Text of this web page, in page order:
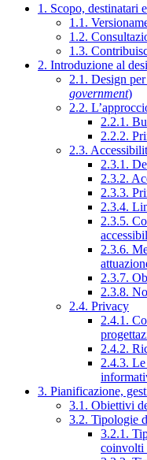
1. Scopo, destinatari
1.1.
1.2.
1.3.
2. Introduzione al
2.1. Design
government)
2.2.
2.2.1.
2.2.2.
2.3.
2.3.1.
2.3.2.
2.3.3.
2.3.4.
2.3.5.
2.3.6.
2.3.7.
2.3.8.
2.4. Privacy
2.4.1.
2.4.2.
2.4.3.
3. Pianificazione,
3.1. Obiettivi
3.2. Tipologie
3.2.1.
coinvolti